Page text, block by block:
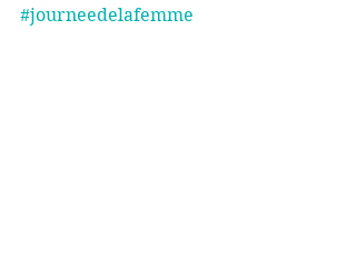
#journeedelafemme